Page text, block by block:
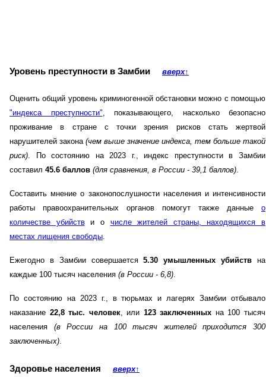
Уровень преступности в Замбии вверх↑
Оценить общий уровень криминогенной обстановки можно с помощью
"индекса преступности", показывающего, насколько безопасно
проживание в стране с точки зрения рисков стать жертвой
нарушителей закона (чем выше значение индекса, тем больше такой
риск). По состоянию на 2023 г., индекс преступности в Замбии
составил 45.6 баллов (для сравнения, в России - 39,1 баллов).
Составить мнение о законопослушности населения и интенсивности
работы правоохранительных органов помогут также данные о
количестве убийстви о числе жителей страны, находящихся в
местах лищения свободы.
Ежегодно в Замбии совершается5.30 умышленных убийств на
каждые 100 тысяч населения (в России - 6,8).
По состоянию на 2023 г., в тюрьмах и лагерях Замбии отбывало
наказание 22,8 тыс. человек, или 123 заключенных на 100 тысяч
населения (в России на 100 тысяч жителей приходится 300
заключенных).
Здоровье населения вверх↑